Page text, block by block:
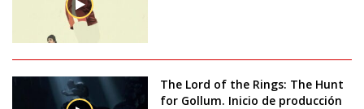
The Lord of the Rings: The Hunt
for Gollum. Inicio de producción